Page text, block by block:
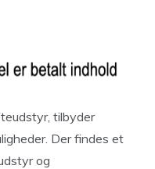
tilbyder
Der findes et
og